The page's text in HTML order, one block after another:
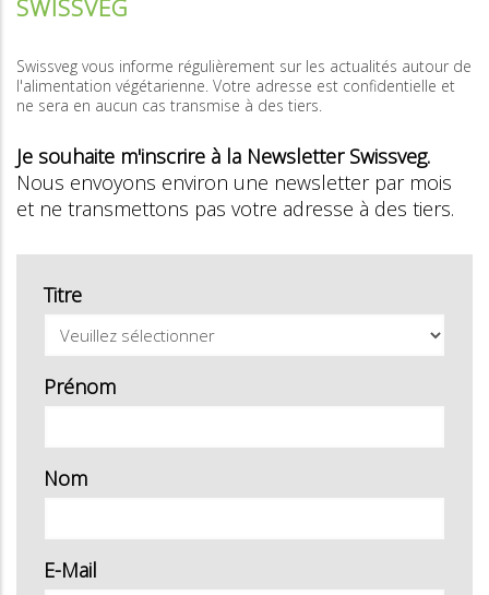
SWISSVEG
Swissveg vous informe régulièrement sur les actualités autour de
l'alimentation végétarienne. Votre adresse est confidentielle et
ne sera en aucun cas transmise à des tiers.
Je souhaite m'inscrire à la Newsletter Swissveg.
Nous envoyons environ une newsletter par mois
et ne transmettons pas votre adresse à des tiers.
Titre
Prénom
Nom
E-Mail